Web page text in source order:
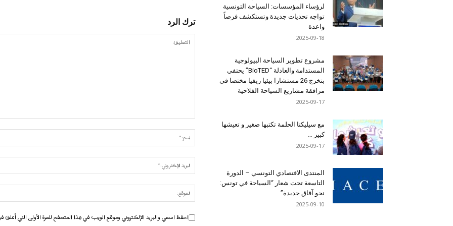
ترك الرد
احفظ اسمي والبريد الإلكتروني وموقع الويب في هذا المتصفح للمرة الأولى التي أعلق
لرؤساء المؤسسات: السياحة التونسية
تواجه تحديات جديدة وتستكشف فرصاً
واعدة
2025-09-18
مشروع تطوير السياحة البيولوجية
المستدامة والعادلة “BioTED” يحتفي
بتخرج 26 مستشارا بيئيا ريفيا مختصا في
مرافقة مشاريع السياحة الفلاحية
2025-09-17
مع سيليكتا الحلمة تكتبها صغير و تعيشها
كبير …
2025-09-17
المنتدى الاقتصادي التونسي – الدورة
التاسعة تحت شعار “السياحة في تونس:
نحو آفاق جديدة”
2025-09-10